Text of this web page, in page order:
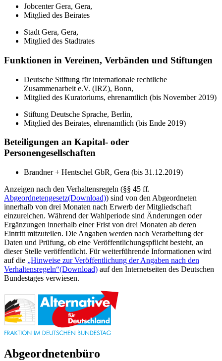
Jobcenter Gera, Gera,
Mitglied des Beirates
Stadt Gera, Gera,
Mitglied des Stadtrates
Funktionen in Vereinen, Verbänden und Stiftungen
Deutsche Stiftung für internationale rechtliche
Zusammenarbeit e.V. (IRZ), Bonn,
Mitglied des Kuratoriums, ehrenamtlich (bis November 2019)
Stiftung Deutsche Sprache, Berlin,
Mitglied des Beirates, ehrenamtlich (bis Ende 2019)
Beteiligungen an Kapital- oder
Personengesellschaften
Brandner + Hentschel GbR, Gera (bis 31.12.2019)
Anzeigen nach den Verhaltensregeln (§§ 45 ff.
Abgeordnetengesetz(Download)) sind von den Abgeordneten
innerhalb von drei Monaten nach Erwerb der Mitgliedschaft
einzureichen. Während der Wahlperiode sind Änderungen oder
Ergänzungen innerhalb einer Frist von drei Monaten ab deren
Eintritt mitzuteilen. Die Angaben werden nach Verarbeitung der
Daten und Prüfung, ob eine Veröffentlichungspflicht besteht, an
dieser Stelle veröffentlicht. Für weiterführende Informationen wird
auf die „Hinweise zur Veröffentlichung der Angaben nach den
Verhaltensregeln“(Download) auf den Internetseiten des Deutschen
Bundestages verwiesen.
Abgeordnetenbüro